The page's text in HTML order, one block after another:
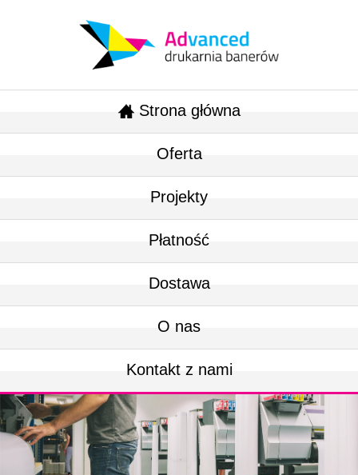
Strona główna
Oferta
Projekty
Płatność
Dostawa
O nas
Kontakt z nami